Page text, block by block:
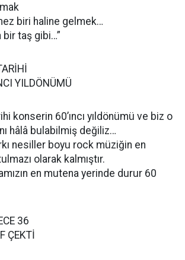
biri haline gelmek…
bir taş gibi…”
YILDÖNÜMÜ
konserin 60’ıncı yıldönümü ve biz o
hâlâ bulabilmiş değiliz…
nesiller boyu rock müziğin en
olarak kalmıştır.
en mutena yerinde durur 60
36
ÇEKTİ